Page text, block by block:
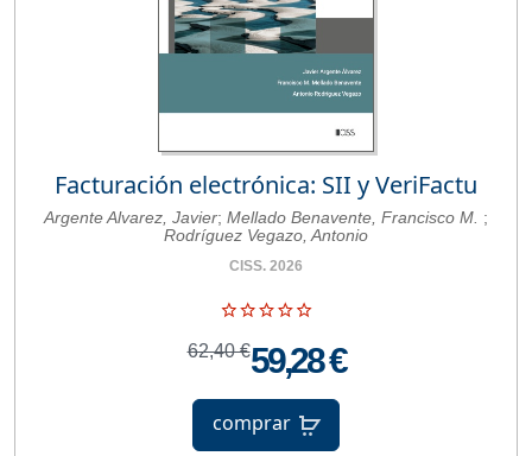
Facturación electrónica: SII y VeriFactu
Argente Alvarez, Javier; Mellado Benavente, Francisco M. ;
Rodríguez Vegazo, Antonio
CISS. 2026
62,40 €59,28 €
comprar